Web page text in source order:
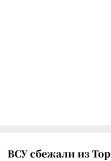
ВСУ сбежали из